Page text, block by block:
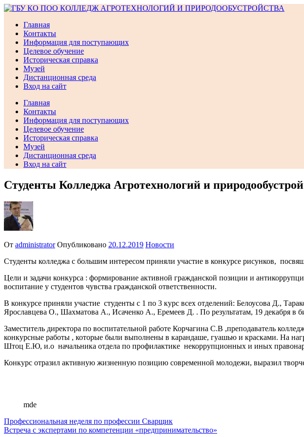
Перейти
содержимому
Главная
Контакты
Информация для поступающих
Целевое обучение
Историческая справка
Музей
Дистанционная среда
Вход на сайт
Главная
Контакты
Информация для поступающих
Целевое обучение
Историческая справка
Музей
Дистанционная среда
Вход на сайт
Студенты Колледжа Агротехнологий и
От administrator Опубликовано 20.12.2019 Новости
Студенты колледжа с большим интересом приняли участие в конкурсе рисунков,
Цели и задачи конкурса : формирование активной гражданской позиции и
воспитание у студентов чувства гражданской ответственности.
В конкурсе приняли участие студенты с 1 по 3 курс всех отделений: Белоусова Д.,
Ярославцева О., Шахматова А., Исаченко А., Еремеев Д. . По результатам, 19 декабря в
Заместитель директора по воспитательной работе Корчагина С.В ,преподаватель
конкурсные работы , которые были выполнены в карандаше, гуашью и красками. На
Штоц Е.Ю, и.о начальника отдела по профилактике некоррупционных и иных
Конкурс отразил активную жизненную позицию современной молодежи, выразил
mde
Навигация
Профессиональная неделя по профессии Сварщик
Встреча с экспертами по компетенции «предпринимательство»